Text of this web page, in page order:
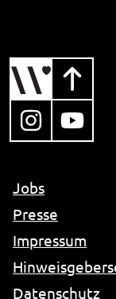
, öffnet in
,
Jobs
Presse
Impressum
Datenschutz